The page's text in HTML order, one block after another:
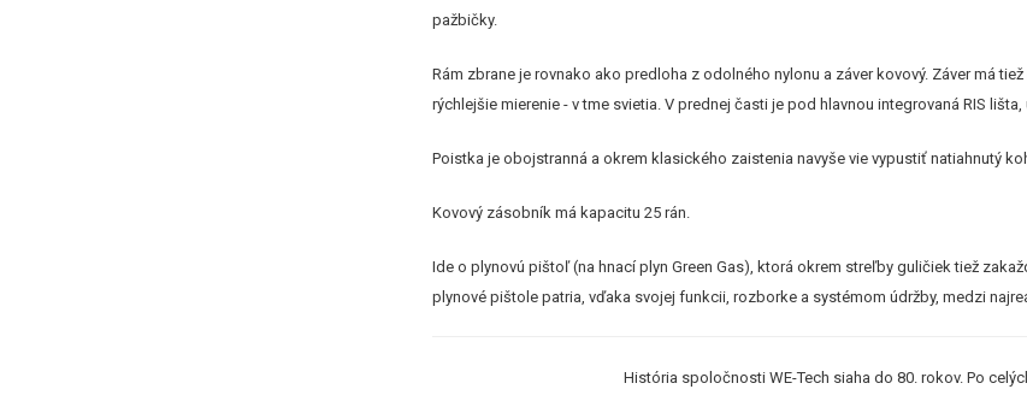
pažbičky.
Rám zbrane je rovnako ako predloha z odolného nylonu a záver kovový. Záver má
rýchlejšie mierenie - v tme svietia. V prednej časti je pod hlavnou integrovaná RIS
Poistka je obojstranná a okrem klasického zaistenia navyše vie vypustiť natiahnutý
Kovový zásobník má kapacitu 25 rán.
Ide o plynovú pištoľ (na hnací plyn Green Gas), ktorá okrem streľby guličiek tiež
plynové pištole patria, vďaka svojej funkcii, rozborke a systémom údržby, medzi
História spoločnosti WE-Tech siaha do 80. rokov. Po